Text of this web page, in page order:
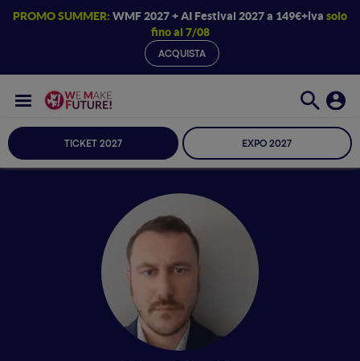
PROMO SUMMER: WMF 2027 + AI Festival 2027 a 149€+iva solo
fino al 7/08
ACQUISTA
TICKET 2027 EXPO 2027